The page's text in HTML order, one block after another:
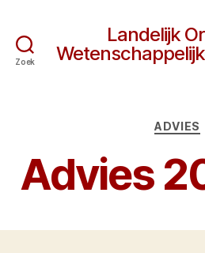
Zoek
Landelijk
ADVIES
Advies